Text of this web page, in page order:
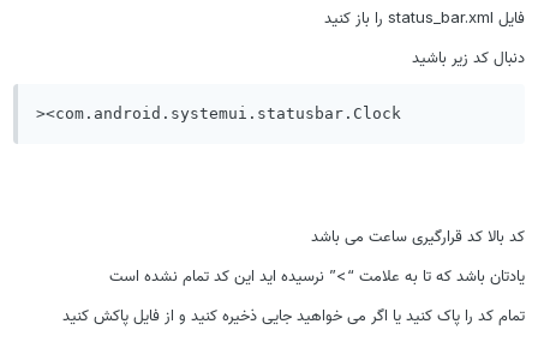
فایل status_bar.xml را باز کنید
دنبال کد زیر باشید
><com.android.systemui.statusbar.Clock
کد بالا کد قرارگیری ساعت می باشد
یادتان باشد که تا به علامت “>” نرسیده اید این کد تمام نشده است
تمام کد را پاک کنید یا اگر می خواهید جایی ذخیره کنید و از فایل پاکش کنید